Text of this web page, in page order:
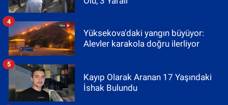
Yüksekova'daki yangın büyüyor:
Alevler karakola doğru ilerliyor
4
Kayıp Olarak Aranan 17 Yaşındaki
İshak Bulundu
5